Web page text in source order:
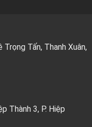
Tấn, Thanh Xuân,
Thành 3, P. Hiệp